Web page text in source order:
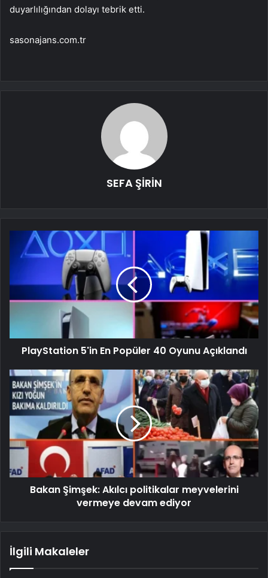
duyarlılığından dolayı tebrik etti.
sasonajans.com.tr
SEFA ŞİRİN
PlayStation 5'in En Popüler 40 Oyunu Açıklandı
Bakan Şimşek: Akılcı politikalar meyvelerini
vermeye devam ediyor
İlgili Makaleler